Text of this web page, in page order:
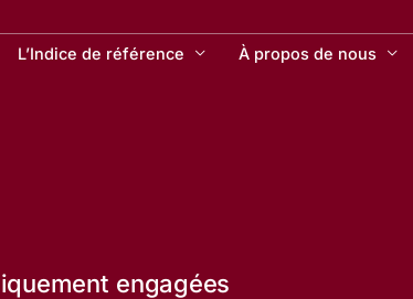
L’Indice de référence À propos de nous
engagées